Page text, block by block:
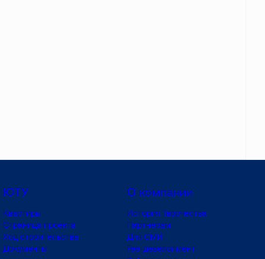
ЮТУ
Квартиры
Страница проекта
Ход строительства
Документы
О компании
История Творчества
Партнерам
Для СМИ
Fee-девелопмент